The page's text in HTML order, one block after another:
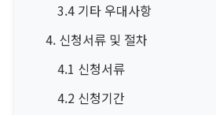
3.4 기타 우대사항
4. 신청서류 및 절차
4.1 신청서류
4.2 신청기간